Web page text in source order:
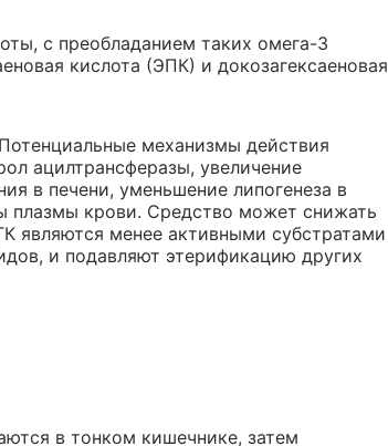
с преобладанием таких омега-3
кислота (ЭПК) и докозагексаеновая
механизмы действия
ацилтрансферазы, увеличение
в печени, уменьшение липогенеза в
плазмы крови. Средство может снижать
являются менее активными субстратами
и подавляют этерификацию других
в тонком кишечнике, затем